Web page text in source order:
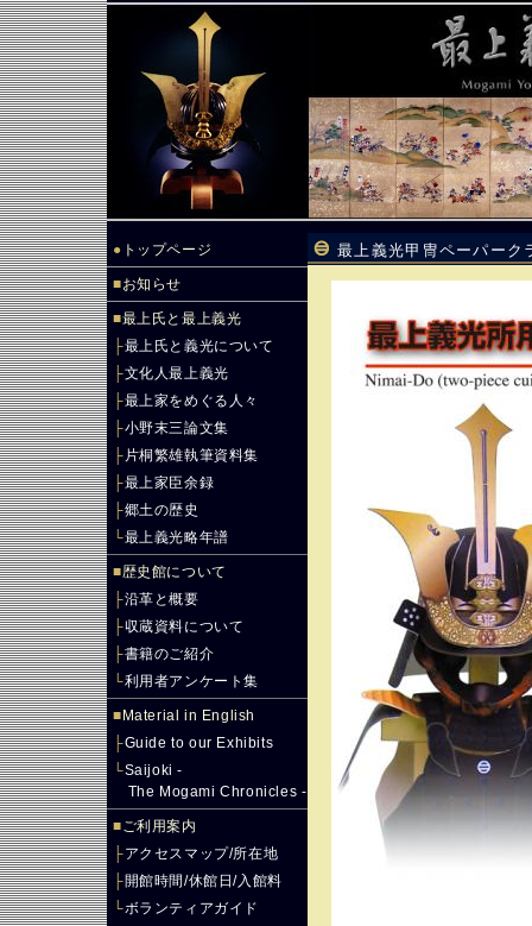
● トップページ
■お知らせ
■最上氏と最上義光
├最上氏と義光について
├文化人最上義光
├最上家をめぐる人々
├小野末三論文集
├ 片桐繁雄執筆資料集
├最上家臣余録
├郷土の歴史
└最上義光略年譜
■歴史館について
├沿革と概要
├収蔵資料について
├書籍のご紹介
└利用者アンケート集
■ Material in English
├Guide to our Exhibits
└Saijoki -
The Mogami Chronicles -
■ご利用案内
├アクセスマップ/所在地
├開館時間/休館日/入館料
└ボランティアガイド
最上義光甲冑ペーパーク